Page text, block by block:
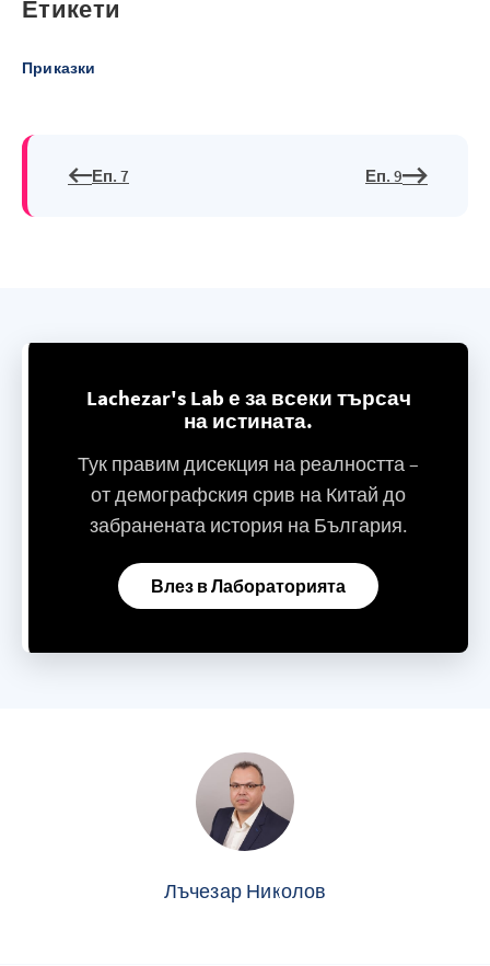
Етикети
Приказки
Еп. 7 Еп. 9
Lachezar's Lab е за всеки търсач
на истината.
Тук правим дисекция на реалността –
от демографския срив на Китай до
забранената история на България.
Влез в Лабораторията
Лъчезар Николов